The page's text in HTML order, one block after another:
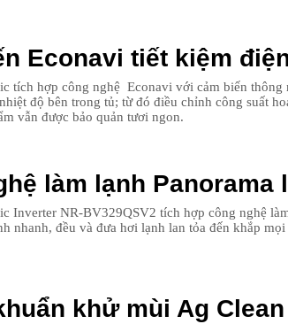
Econavi tiết kiệm
tích hợp công nghệ Econavi với cảm biến
độ bên trong tủ; từ đó điều chỉnh công suất
vẫn được bảo quản tươi ngon.
làm lạnh Panorama
Inverter NR-BV329QSV2 tích hợp công nghệ
nhanh, đều và đưa hơi lạnh lan tỏa đến khắp
khử mùi Ag Clean